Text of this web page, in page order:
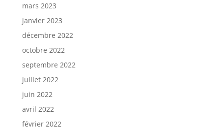
mars 2023
janvier 2023
décembre 2022
octobre 2022
septembre 2022
juillet 2022
juin 2022
avril 2022
février 2022